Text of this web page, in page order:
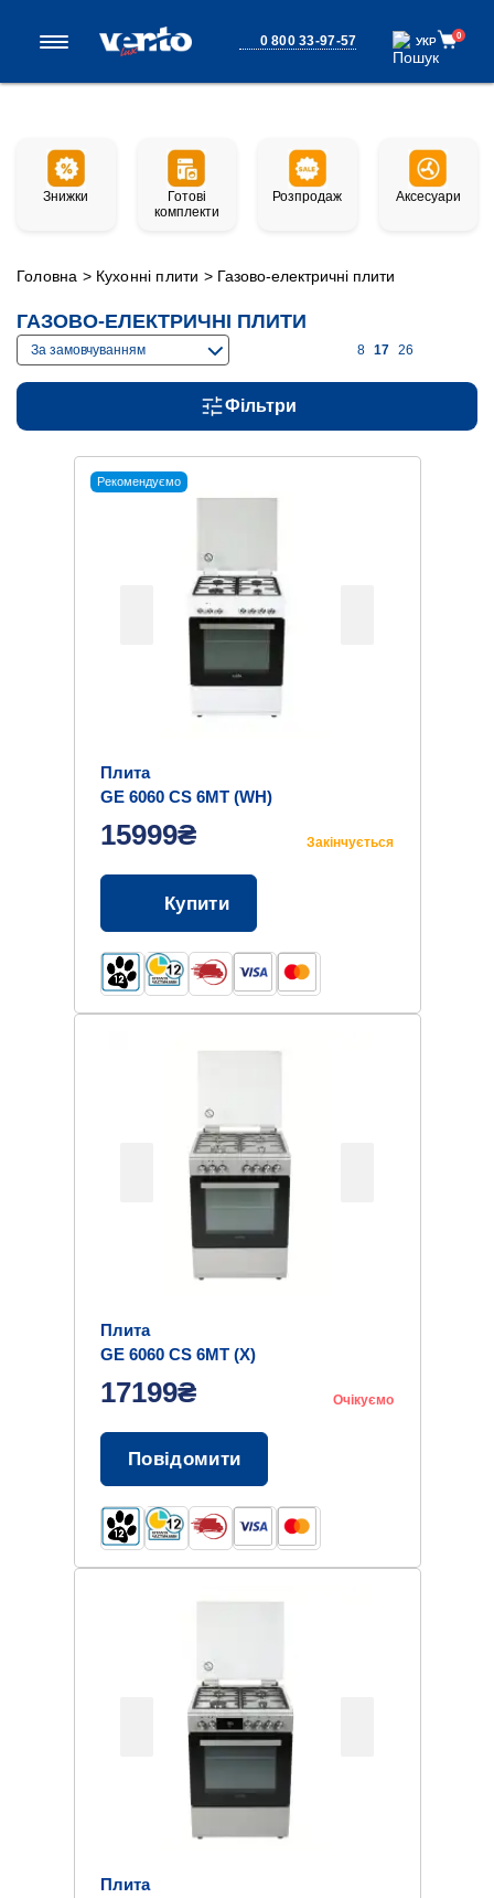
0 800 33-97-57 УКР
УКР 0
Знижки
Готові
комплекти
Розпродаж Аксесуари
Головна > Кухонні плити > Газово-електричні плити
ГАЗОВО-ЕЛЕКТРИЧНІ ПЛИТИ
За замовчуванням 8 17 26
Фільтри
Рекомендуємо
Плита
GE 6060 CS 6MT (WH)
15999₴ Закінчується
Купити
Плита
GE 6060 CS 6MT (X)
17199₴ Очікуємо
Повідомити
Плита